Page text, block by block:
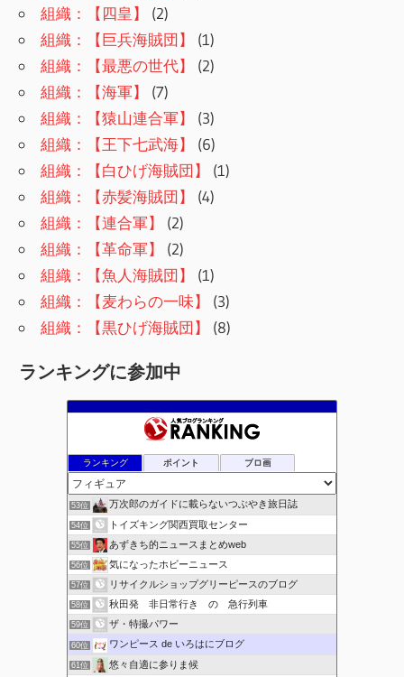
組織：【四皇】
(2)
組織：【巨兵海賊団】
(1)
組織：【最悪の世代】
(2)
組織：【海軍】
(7)
組織：【猿山連合軍】
(3)
組織：【王下七武海】
(6)
組織：【白ひげ海賊団】
(1)
組織：【赤髪海賊団】
(4)
組織：【連合軍】
(2)
組織：【革命軍】
(2)
組織：【魚人海賊団】
(1)
組織：【麦わらの一味】
(3)
組織：【黒ひげ海賊団】
(8)
ランキングに参加中
ランキング ポイント ブロ画
53位 万次郎のガイドに載らないつぶやき旅日誌
54位 トイズキング関西買取センター
55位 あずきち的ニュースまとめweb
56位 気になったホビーニュース
57位 リサイクルショップグリーピースのブログ
58位 秋田発 非日常行き の 急行列車
59位 ザ・特撮パワー
60位 ワンピース de いろはにブログ
61位 悠々自適に参りま候